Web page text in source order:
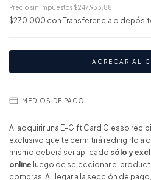
Precio sin impuestos $247.933,88
$270.000 con Transferencia o
MEDIOS DE PAGO
Al adquirir una E-Gift Card Giesso
exclusivo que te permitirá redirigirlo a
mismo deberá ser aplicado sólo y
online luego de seleccionar el
compras. Al llegar a la sección de